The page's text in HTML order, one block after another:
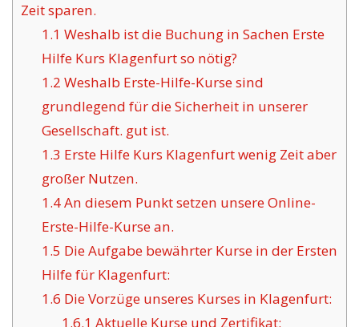
Zeit sparen.
1.1 Weshalb ist die Buchung in Sachen Erste
Hilfe Kurs Klagenfurt so nötig?
1.2 Weshalb Erste-Hilfe-Kurse sind
grundlegend für die Sicherheit in unserer
Gesellschaft. gut ist.
1.3 Erste Hilfe Kurs Klagenfurt wenig Zeit aber
großer Nutzen.
1.4An diesem Punkt setzen unsere Online-
Erste-Hilfe-Kurse an.
1.5 Die Aufgabe bewährter Kurse in der Ersten
Hilfe für Klagenfurt:
1.6 Die Vorzüge unseres Kurses in Klagenfurt:
1.6.1 Aktuelle Kurse und Zertifikat: